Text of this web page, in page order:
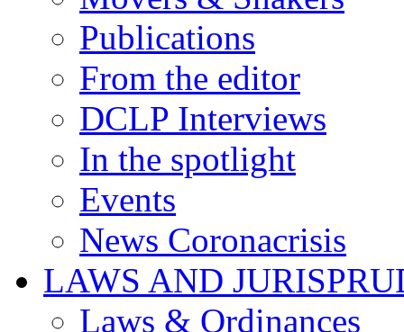
Publications
From the editor
DCLP Interviews
In the spotlight
Events
News Coronacrisis
LAWS AND
Laws & Ordinances